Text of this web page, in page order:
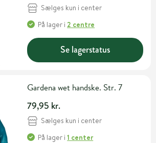
Sælges kun i center
På lager i2 centre
Se lagerstatus
Gardena wet handske. Str. 7
79,95 kr.
Sælges kun i center
På lager i1 center